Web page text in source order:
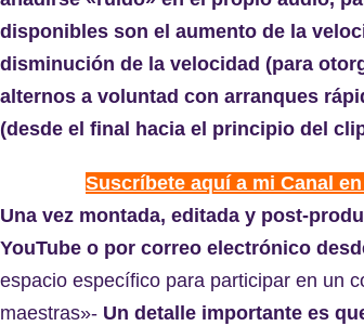
disponibles son el aumento de la
disminución de la velocidad (para
alternos a voluntad con arranques
(desde el final hacia el principio del
Suscríbete aquí a mi Canal
Una vez montada, editada y post-
YouTube o por correo electrónico
espacio específico para participar en un
maestras»- Un detalle importante es